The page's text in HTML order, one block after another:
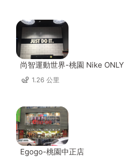
尚智運動世界-桃園 Nike ONLY
1.26 公里
Egogo-桃園中正店